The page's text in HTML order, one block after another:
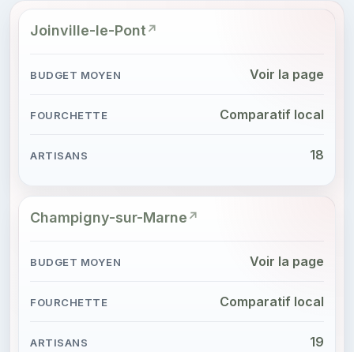
Joinville-le-Pont
Voir la page
Comparatif local
18
Champigny-sur-Marne
Voir la page
Comparatif local
19